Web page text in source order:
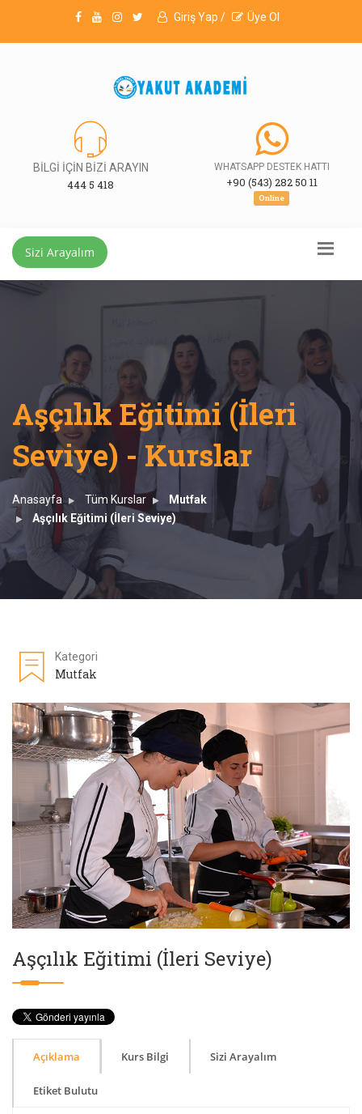
Giriş Yap / Üye Ol
BİLGİ İÇİN BİZİ ARAYIN
444 5 418
WHATSAPP DESTEK HATTI
+90 (543) 282 50 11
Online
Sizi Arayalım
Aşçılık Eğitimi (İleri
Seviye) - Kurslar
Anasayfa Tüm Kurslar
Mutfak
Aşçılık Eğitimi (İleri Seviye)
Kategori
Mutfak
Aşçılık Eğitimi (İleri Seviye)
Açıklama Kurs Bilgi Sizi Arayalım
Etiket Bulutu